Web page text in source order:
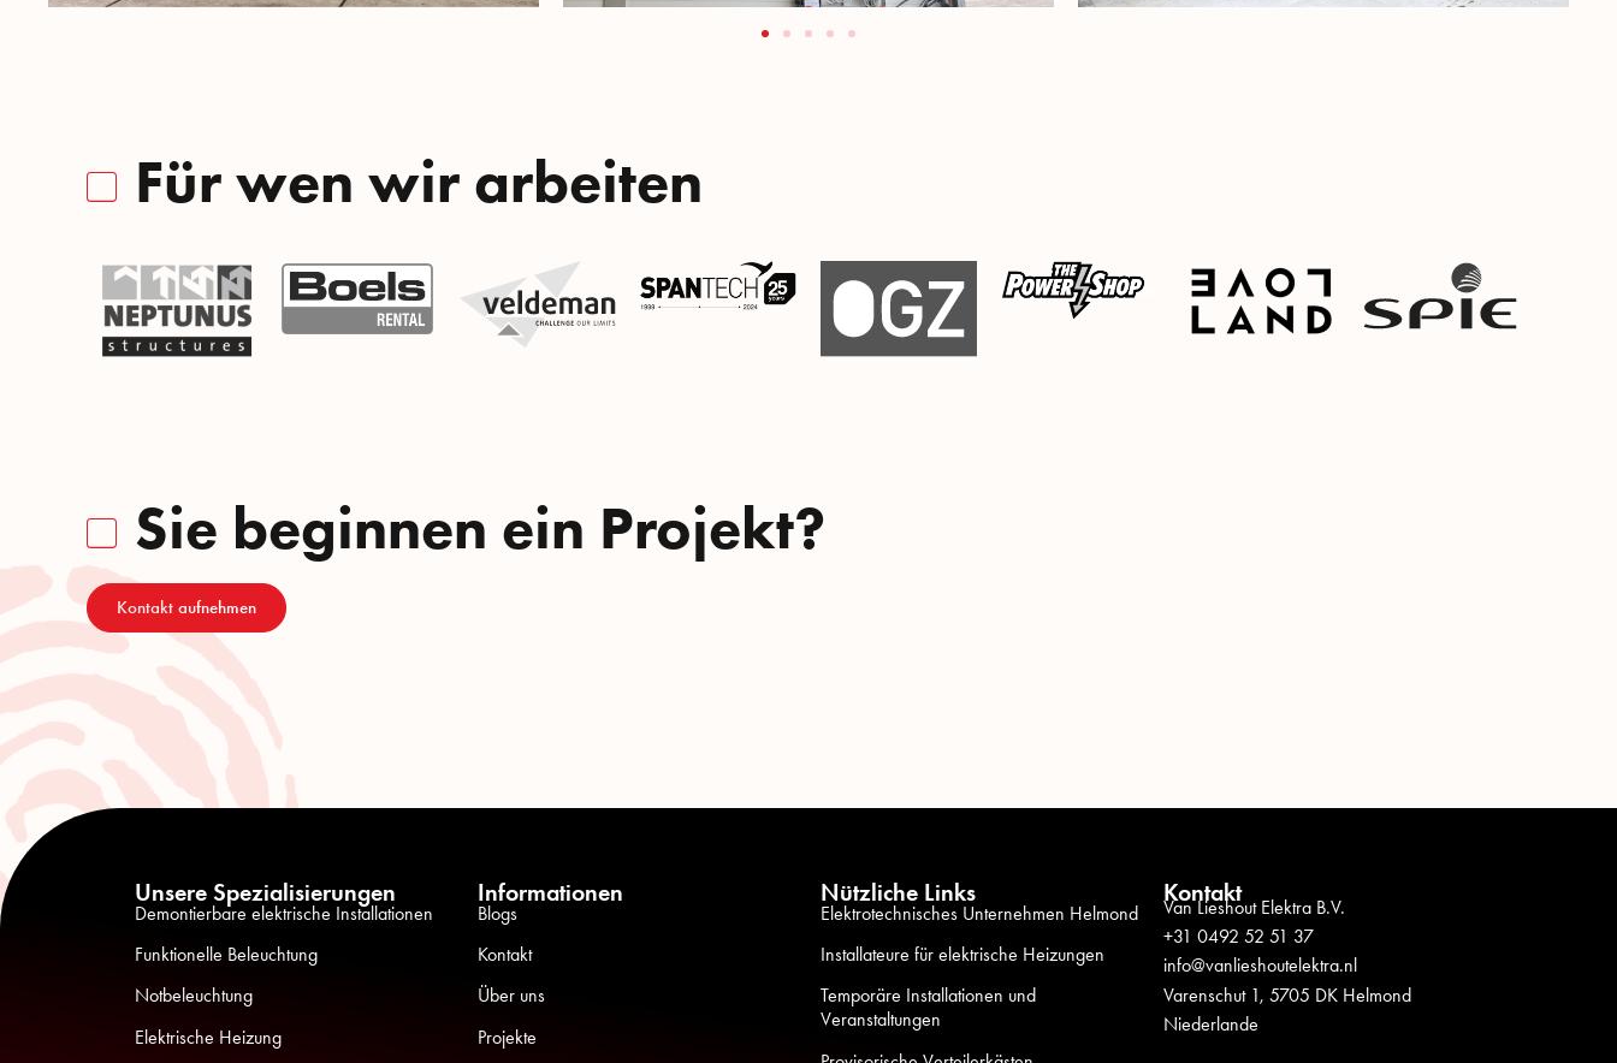
Für wen wir arbeiten
Sie beginnen ein Projekt?
Kontakt aufnehmen
Unsere Spezialisierungen
Demontierbare elektrische Installationen
Funktionelle Beleuchtung
Notbeleuchtung
Elektrische Heizung
Informationen
Blogs
Kontakt
Über uns
Projekte
Nützliche Links
Elektrotechnisches Unternehmen Helmond
Installateure für elektrische Heizungen
Temporäre Installationen und
Veranstaltungen
Kontakt
Van Lieshout Elektra B.V.
+31 0492 52 51 37
info@vanlieshoutelektra.nl
Varenschut 1, 5705 DK Helmond
Niederlande